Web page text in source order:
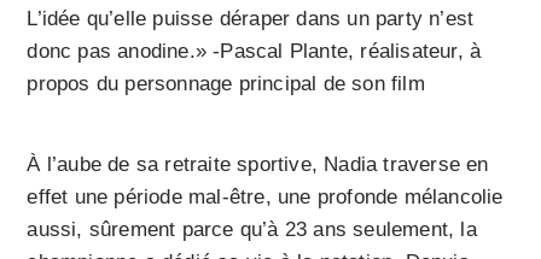
L’idée qu’elle puisse déraper dans un party n’est
donc pas anodine.» -Pascal Plante, réalisateur, à
propos du personnage principal de son film
À l’aube de sa retraite sportive, Nadia traverse en
effet une période mal-être, une profonde mélancolie
aussi, sûrement parce qu’à 23 ans seulement, la